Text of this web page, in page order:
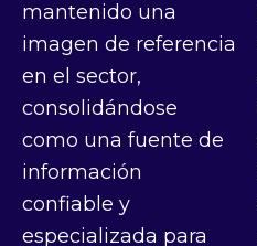
mantenido una
imagen de referencia
en el sector,
consolidándose
como una fuente de
información
confiable y
especializada para